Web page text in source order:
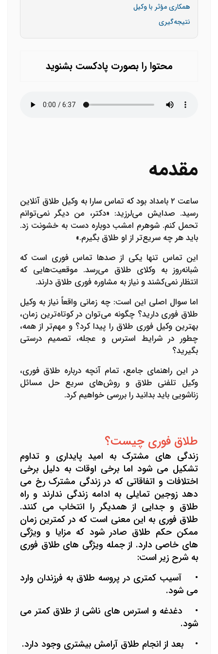
همکاری مؤثر با وکیل
نتیجه‌گیری
محتوا را بصورت پادکست بشنوید
مقدمه
ساعت ۲ بامداد بود که تماس سارا به
وکیل طلاق آنلاین
رسید. صدایش می‌لرزید: «دکتر، من دیگر نمی‌توانم
تحمل کنم. شوهرم امشب دوباره دست به خشونت زد.
باید هر چه سریع‌تر از او طلاق بگیرم.»
این تماس تنها یکی از صدها تماس فوری است که
شبانه‌روز به وکلای طلاق می‌رسد. موقعیت‌هایی که
انتظار نمی‌کشند و نیاز به مشاوره فوری طلاق دارند.
اما سوال اصلی این است: چه زمانی واقعاً نیاز به وکیل
طلاق فوری دارید؟ چگونه می‌توان در کوتاه‌ترین زمان،
بهترین وکیل فوری طلاق را پیدا کرد؟ و مهم‌تر از همه،
چطور در شرایط استرس و عجله، تصمیم درستی
بگیرید؟
در این راهنمای جامع، تمام آنچه درباره طلاق فوری،
وکیل تلفنی طلاق و روش‌های سریع حل مسائل
زناشویی باید بدانید را بررسی خواهیم کرد.
طلاق فوری چیست؟
زندگی های مشترک به امید پایداری و تداوم
تشکیل می شود اما برخی اوقات به دلیل برخی
اختلافات و اتفاقاتی که در زندگی مشترک رخ می
دهد زوجین تمایلی به ادامه زندگی ندارند و راه
طلاق و جدایی از همدیگر را انتخاب می کنند.
طلاق فوری به این معنی است که در کمترین زمان
ممکن حکم طلاق صادر شود که مزایا و ویژگی
های خاصی دارد. از جمله ویژگی های طلاق فوری
به شرح زیر است:
•
آسیب کمتری در پروسه طلاق به فرزندان وارد
می شود.
•
دغدغه و استرس های ناشی از طلاق کمتر می
شود.
•
بعد از انجام طلاق آرامش بیشتری وجود دارد.